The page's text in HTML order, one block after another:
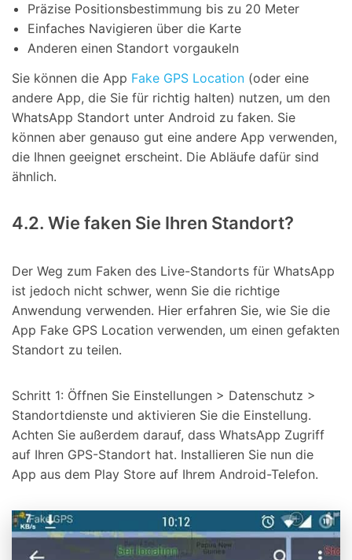
Präzise Positionsbestimmung bis zu 20 Meter
Einfaches Navigieren über die Karte
Anderen einen Standort vorgaukeln
Sie können die App Fake GPS Location (oder eine
andere App, die Sie für richtig halten) nutzen, um den
WhatsApp Standort unter Android zu faken. Sie
können aber genauso gut eine andere App verwenden,
die Ihnen geeignet erscheint. Die Abläufe dafür sind
ähnlich.
4.2. Wie faken Sie Ihren Standort?
Der Weg zum Faken des Live-Standorts für WhatsApp
ist jedoch nicht schwer, wenn Sie die richtige
Anwendung verwenden. Hier erfahren Sie, wie Sie die
App Fake GPS Location verwenden, um einen gefakten
Standort zu teilen.
Schritt 1: Öffnen Sie Einstellungen > Datenschutz >
Standortdienste und aktivieren Sie die Einstellung.
Achten Sie außerdem darauf, dass WhatsApp Zugriff
auf Ihren GPS-Standort hat. Installieren Sie nun die
App aus dem Play Store auf Ihrem Android-Telefon.